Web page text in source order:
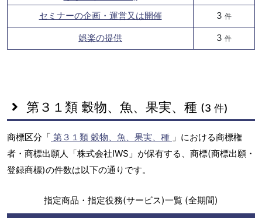
セミナーの企画・運営又は開催 3 件
娯楽の提供 3 件
第３１類 穀物、魚、果実、種 (3 件)
商標区分「 第３１類 穀物、魚、果実、種 」における商標権
者・商標出願人「株式会社IWS」が保有する、商標(商標出願・
登録商標)の件数は以下の通りです。
指定商品・指定役務(サービス)一覧 (全期間)